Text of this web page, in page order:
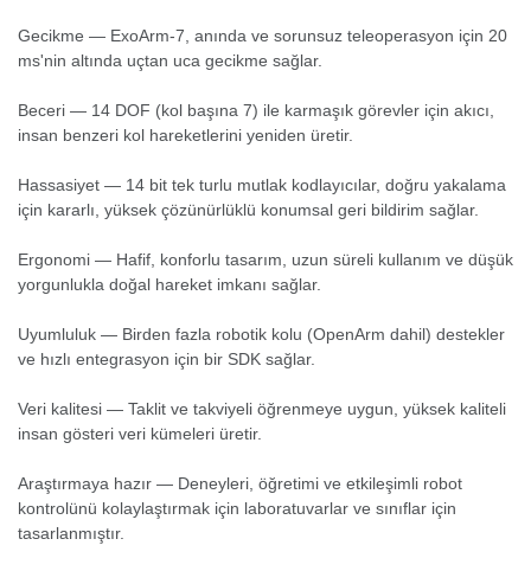
Gecikme — ExoArm-7, anında ve sorunsuz teleoperasyon için 20
ms'nin altında uçtan uca gecikme sağlar.
Beceri — 14 DOF (kol başına 7) ile karmaşık görevler için akıcı,
insan benzeri kol hareketlerini yeniden üretir.
Hassasiyet — 14 bit tek turlu mutlak kodlayıcılar, doğru yakalama
için kararlı, yüksek çözünürlüklü konumsal geri bildirim sağlar.
Ergonomi — Hafif, konforlu tasarım, uzun süreli kullanım ve düşük
yorgunlukla doğal hareket imkanı sağlar.
Uyumluluk — Birden fazla robotik kolu (OpenArm dahil) destekler
ve hızlı entegrasyon için bir SDK sağlar.
Veri kalitesi — Taklit ve takviyeli öğrenmeye uygun, yüksek kaliteli
insan gösteri veri kümeleri üretir.
Araştırmaya hazır — Deneyleri, öğretimi ve etkileşimli robot
kontrolünü kolaylaştırmak için laboratuvarlar ve sınıflar için
tasarlanmıştır.